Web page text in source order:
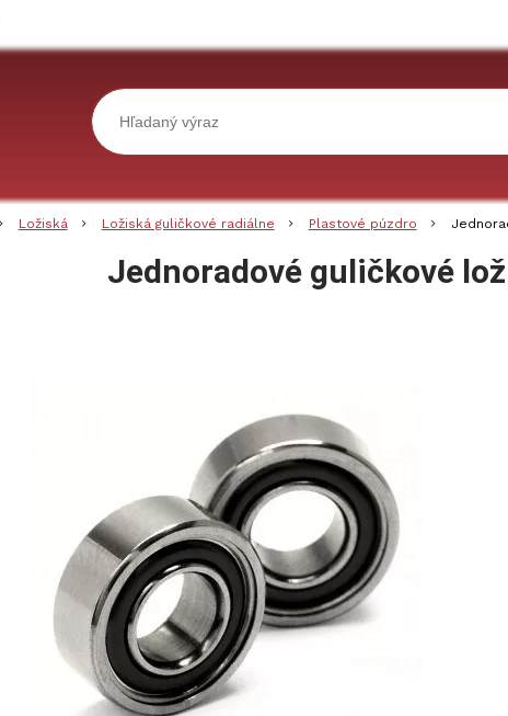
Ložiská Ložiská guličkové radiálne Plastové púzdro
Jednoradové guličkové